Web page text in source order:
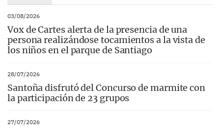
03/08/2026
Vox de Cartes alerta de la presencia de una
persona realizándose tocamientos a la vista de
los niños en el parque de Santiago
28/07/2026
Santoña disfrutó del Concurso de marmite con
la participación de 23 grupos
27/07/2026